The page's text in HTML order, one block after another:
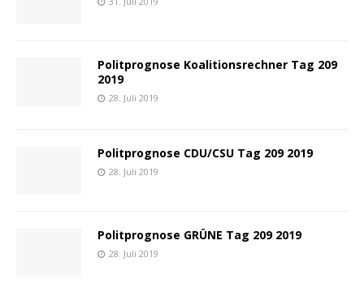
Politprognose Koalitionsrechner Tag 209
2019
28. Juli 2019
Politprognose CDU/CSU Tag 209 2019
28. Juli 2019
Politprognose GRÜNE Tag 209 2019
28. Juli 2019